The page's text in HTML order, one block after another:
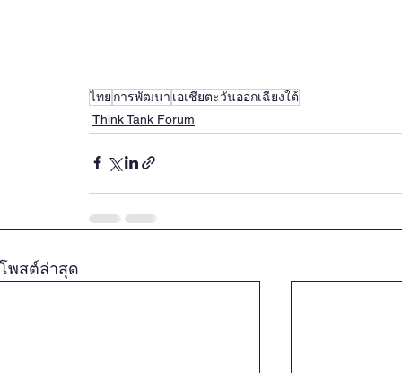
ไทย การพัฒนา เอเชียตะวันออกเฉียงใต้
Think Tank Forum
โพสต์ล่าสุด